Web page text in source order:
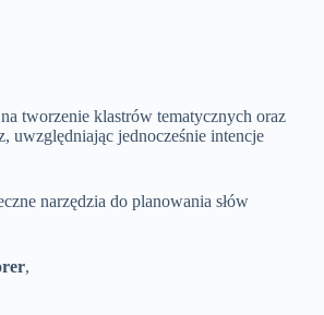
tworzenie klastrów tematycznych oraz
uwzględniając jednocześnie intencje
narzędzia do planowania słów
,